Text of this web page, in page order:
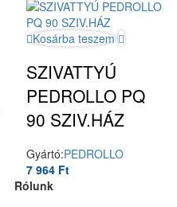
Kosárba teszem
SZIVATTYÚ
PEDROLLO PQ
90 SZIV.HÁZ
Gyártó:PEDROLLO
7 964 Ft
Rólunk